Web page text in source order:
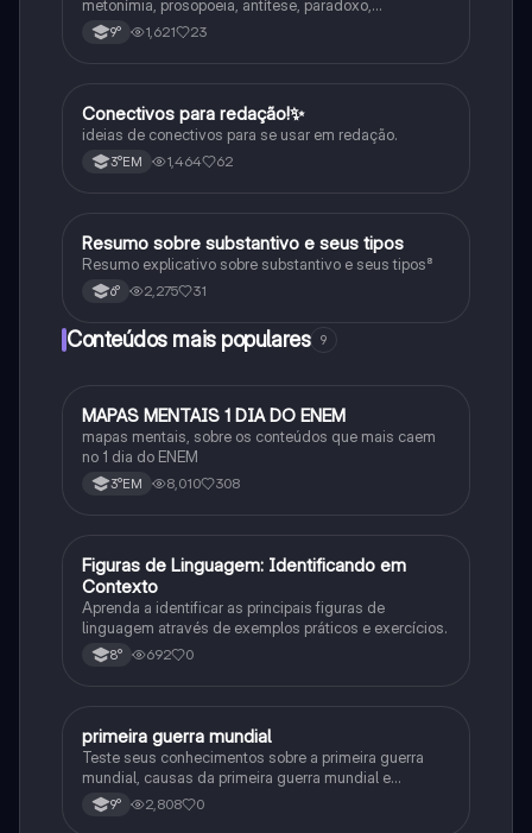
metonímia, prosopoeia, antítese, paradoxo,
eufemismo, hipérbole e onomatopeia
9° 1,621 23
Português
Conectivos para redação!✨
ideias de conectivos para se usar em redação.
3°EM 1,464 62
Português
Resumo sobre substantivo e seus tipos
Resumo explicativo sobre substantivo e seus tipos⁸
6° 2,275 31
Conteúdos mais populares 9
Português
MAPAS MENTAIS 1 DIA DO ENEM
mapas mentais, sobre os conteúdos que mais caem
no 1 dia do ENEM
3°EM 8,010 308
FPortuguês
Figuras de Linguagem: Identificando em
Contexto
Aprenda a identificar as principais figuras de
linguagem através de exemplos práticos e exercícios.
8° 692 0
História
primeira guerra mundial
Teste seus conhecimentos sobre a primeira guerra
mundial, causas da primeira guerra mundial e
consequências da Primeira Guerra Mundial, fases da
primeira guerra mundial
9° 2,808 0